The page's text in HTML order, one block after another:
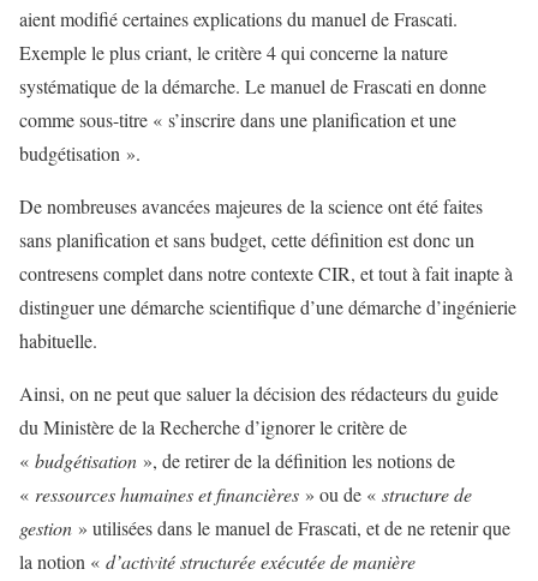
aient modifié certaines explications du manuel de Frascati.
Exemple le plus criant, le critère 4 qui concerne la nature
systématique de la démarche. Le manuel de Frascati en donne
comme sous-titre « s’inscrire dans une planification et une
budgétisation ».
De nombreuses avancées majeures de la science ont été faites
sans planification et sans budget, cette définition est donc un
contresens complet dans notre contexte CIR, et tout à fait inapte à
distinguer une démarche scientifique d’une démarche d’ingénierie
habituelle.
Ainsi, on ne peut que saluer la décision des rédacteurs du guide
du Ministère de la Recherche d’ignorer le critère de
« budgétisation », de retirer de la définition les notions de
« ressources humaines et financières » ou de « structure de
gestion » utilisées dans le manuel de Frascati, et de ne retenir que
la notion « d’activité structurée exécutée de manière